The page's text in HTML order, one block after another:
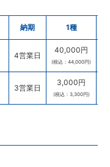
納期 1種
4営業日
40,000円
(税込：44,000円)
3営業日
3,000円
(税込：3,300円)